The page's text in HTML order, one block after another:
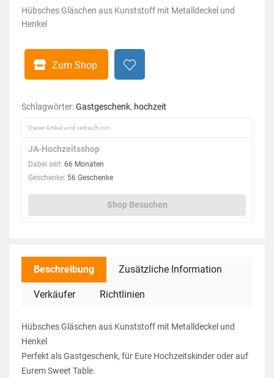
Hübsches Gläschen aus Kunststoff mit Metalldeckel und
Henkel
Zum Shop
Schlagwörter:Gastgeschenk, hochzeit
Dieser Artikel wird verkauft von:
JA-Hochzeitsshop
Dabei seit: 66 Monaten
Geschenke: 56 Geschenke
Shop Besuchen
Beschreibung Zusätzliche Information
Verkäufer Richtlinien
Hübsches Gläschen aus Kunststoff mit Metalldeckel und
Henkel
Perfekt als Gastgeschenk, für Eure Hochzeitskinder oder auf
Eurem Sweet Table.